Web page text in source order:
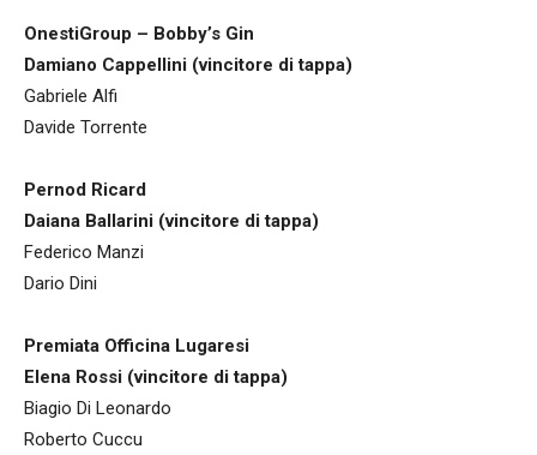
OnestiGroup – Bobby’s Gin
Damiano Cappellini (vincitore di tappa)
Gabriele Alfi
Davide Torrente
Pernod Ricard
Daiana Ballarini (vincitore di tappa)
Federico Manzi
Dario Dini
Premiata Officina Lugaresi
Elena Rossi (vincitore di tappa)
Biagio Di Leonardo
Roberto Cuccu